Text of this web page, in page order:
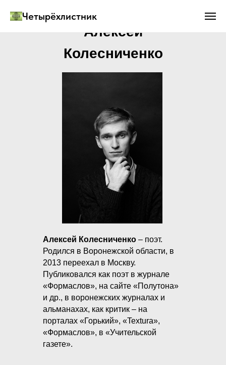
Четырёхлистник
Алексей
Колесниченко
Алексей Колесниченко – поэт.
Родился в Воронежской области, в
2013 переехал в Москву.
Публиковался как поэт в журнале
«Формаслов», на сайте «Полутона»
и др., в воронежских журналах и
альманахах, как критик – на
порталах «Горький», «Textura»,
«Формаслов», в «Учительской
газете».